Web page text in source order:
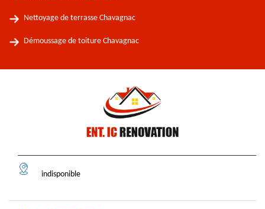
Nettoyage de terrasse Chavagnac
Démoussage de toiture Chavagnac
indisponible